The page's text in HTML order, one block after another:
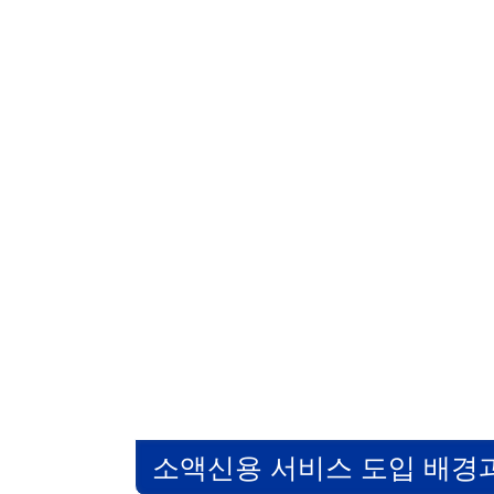
소액신용 서비스 도입 배경